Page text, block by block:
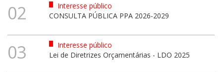
02
Interesse público
CONSULTA PÚBLICA PPA 2026-2029
03
Interesse público
Lei de Diretrizes Orçamentárias - LDO 2025